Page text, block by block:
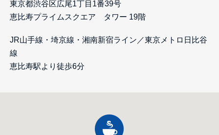
東京都渋谷区広尾1丁目1番39号
恵比寿プライムスクエア タワー 19階
JR山手線・埼京線・湘南新宿ライン／東京メトロ日比谷
線
恵比寿駅より徒歩6分